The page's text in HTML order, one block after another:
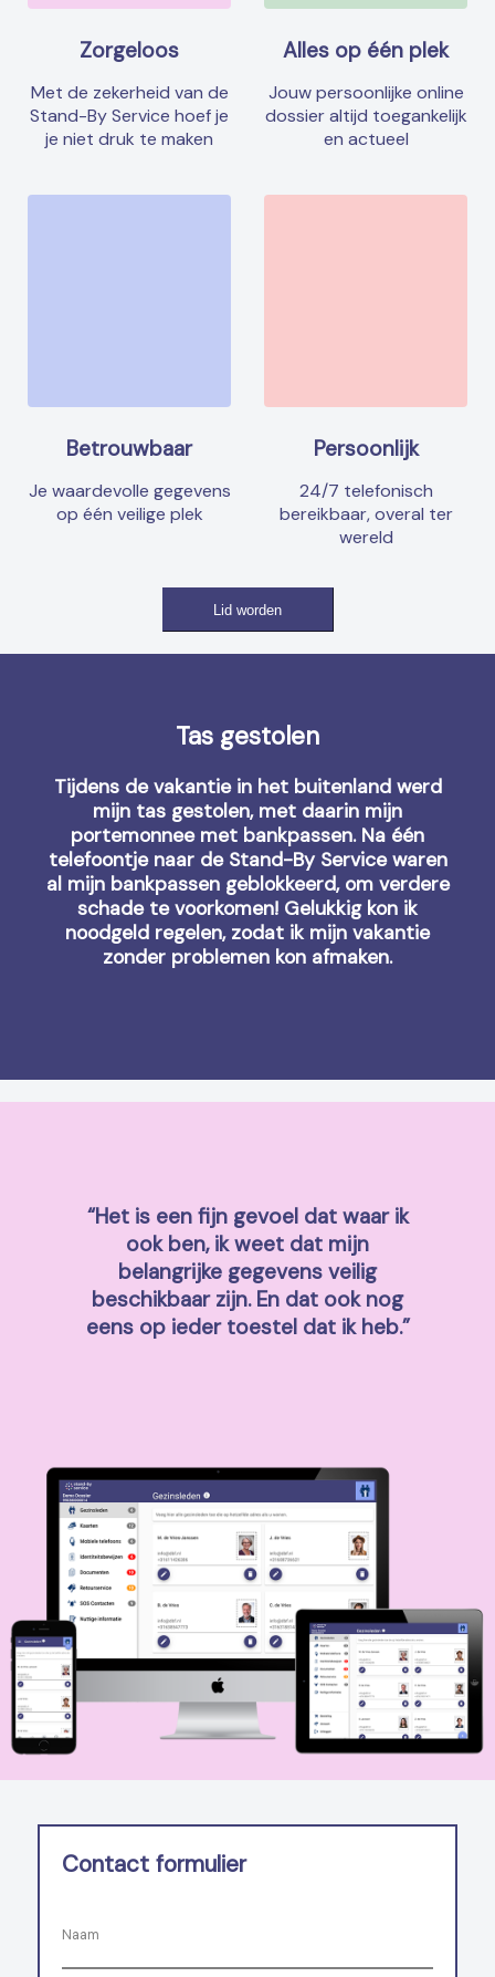
Zorgeloos
Met de zekerheid van de
Stand-By Service hoef je
je niet druk te maken
Alles op één plek
Jouw persoonlijke online
dossier altijd toegankelijk
en actueel
Betrouwbaar
Je waardevolle gegevens
op één veilige plek
Persoonlijk
24/7 telefonisch
bereikbaar, overal ter
wereld
Lid worden
Tas gestolen
Tijdens de vakantie in het buitenland werd
mijn tas gestolen, met daarin mijn
portemonnee met bankpassen. Na één
telefoontje naar de Stand-By Service waren
al mijn bankpassen geblokkeerd, om verdere
schade te voorkomen! Gelukkig kon ik
noodgeld regelen, zodat ik mijn vakantie
zonder problemen kon afmaken.
“Het is een fijn gevoel dat waar ik
ook ben, ik weet dat mijn
belangrijke gegevens veilig
beschikbaar zijn. En dat ook nog
eens op ieder toestel dat ik heb.”
Contact formulier
Naam